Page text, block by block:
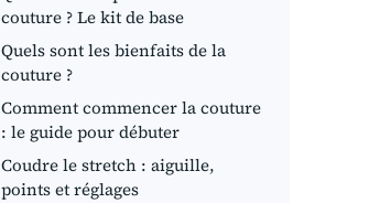
couture ? Le kit de base
Quels sont les bienfaits de la
couture ?
Comment commencer la couture
: le guide pour débuter
Coudre le stretch : aiguille,
points et réglages